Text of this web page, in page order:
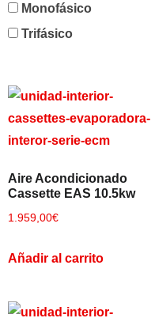
Monofásico
Trifásico
Aire Acondicionado
Cassette EAS 10.5kw
1.959,00€
Añadir al carrito